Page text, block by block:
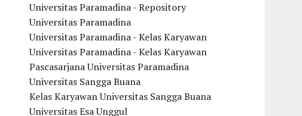
Universitas Paramadina - Repository
Universitas Paramadina
Universitas Paramadina - Kelas Karyawan
Universitas Paramadina - Kelas Karyawan
Pascasarjana Universitas Paramadina
Universitas Sangga Buana
Kelas Karyawan Universitas Sangga Buana
Universitas Esa Unggul